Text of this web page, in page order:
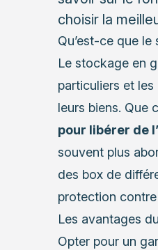
choisir la
Qu’est-ce que
Le stockage en
particuliers et les
leurs biens. Que
pour libérer de
souvent plus
des box de
protection
Les avantages
Opter pour un